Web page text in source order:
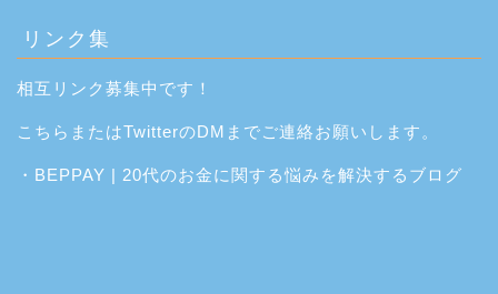
リンク集
相互リンク募集中です！
こちら またはTwitterのDMまでご連絡お願いします。
・ BEPPAY | 20代のお金に関する悩みを解決するブログ